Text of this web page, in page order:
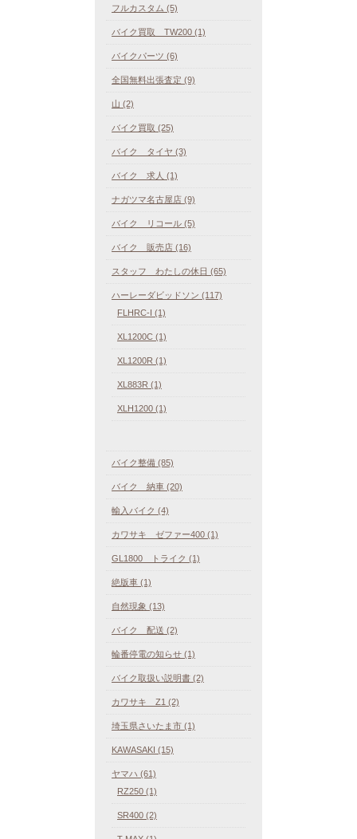
フルカスタム (5)
バイク買取 TW200 (1)
バイクパーツ (6)
全国無料出張査定 (9)
山 (2)
バイク買取 (25)
バイク タイヤ (3)
バイク 求人 (1)
ナガツマ名古屋店 (9)
バイク リコール (5)
バイク 販売店 (16)
スタッフ わたしの休日 (65)
ハーレーダビッドソン (117)
FLHRC-I (1)
XL1200C (1)
XL1200R (1)
XL883R (1)
XLH1200 (1)
バイク整備 (85)
バイク 納車 (20)
輸入バイク (4)
カワサキ ゼファー400 (1)
GL1800 トライク (1)
絶版車 (1)
自然現象 (13)
バイク 配送 (2)
輪番停電の知らせ (1)
バイク取扱い説明書 (2)
カワサキ Z1 (2)
埼玉県さいたま市 (1)
KAWASAKI (15)
ヤマハ (61)
RZ250 (1)
SR400 (2)